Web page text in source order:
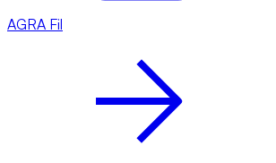
AGRA Fil